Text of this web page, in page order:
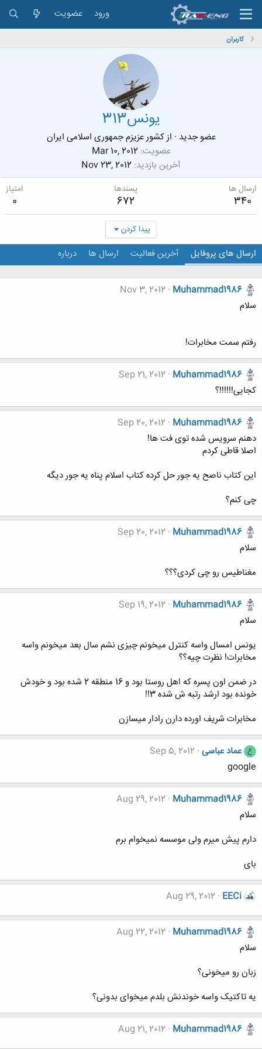
ورود عضویت
کاربران
یونس313
عضو جدید · ازکشور عزیزم جمهوری اسلامی ایران
عضویت Mar 10, 2012
آخرین بازدید Nov 23, 2012
ارسال ها
340
پسندها
672
امتیاز
0
پیدا کردن
ارسال های پروفایل آخرین فعالیت ارسال ها درباره
Muhammad1986
Nov 3, 2012
سلام
رفتم سمت مخابرات!
Muhammad1986
Sep 21, 2012
کجایی!!!!!!؟
Muhammad1986
Sep 20, 2012
دهنم سرویس شده توی فت ها!
اصلا قاطی کردم
این کتاب ناصح یه جور حل کرده کتاب اسلام پناه یه جور دیگه
چی کنم؟
Muhammad1986
Sep 20, 2012
سلام
مغناطیس رو چی کردی؟؟؟
Muhammad1986
Sep 19, 2012
سلام
یونس امسال واسه کنترل میخونم چیزی نشم سال بعد میخونم واسه
مخابرات! نظرت چیه؟؟
در ضمن اون پسره که اهل روستا بود و 16 منطقه 2 شده بود و خودش
خونده بود ارشد رتبه ش شده 3!!
مخابرات شریف اورده دارن رادار میسازن
ع عماد عباسی Sep 5, 2012
google
Muhammad1986
Aug 29, 2012
سلام
دارم پیش میرم ولی موسسه نمیخوام برم
بای
EECi
Aug 29, 2012
Muhammad1986
Aug 22, 2012
سلام
زبان رو میخونی؟
یه تاکتیک واسه خوندنش بلدم میخوای بدونی؟
Muhammad1986
Aug 21, 2012